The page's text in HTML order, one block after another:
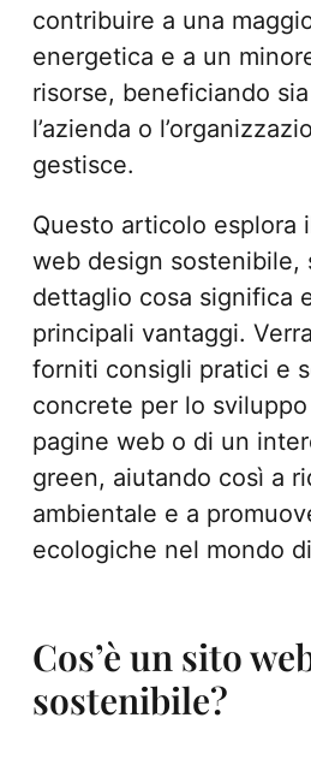
contribuire a una
energetica e a un
risorse, beneficiando
l’azienda o
gestisce.
Questo articolo esplora
web design sostenibile,
dettaglio cosa significa
principali vantaggi.
forniti consigli pratici e
concrete per lo
pagine web o di un
green, aiutando così a
ambientale e a
ecologiche nel mondo
Cos’è un sito
sostenibile?